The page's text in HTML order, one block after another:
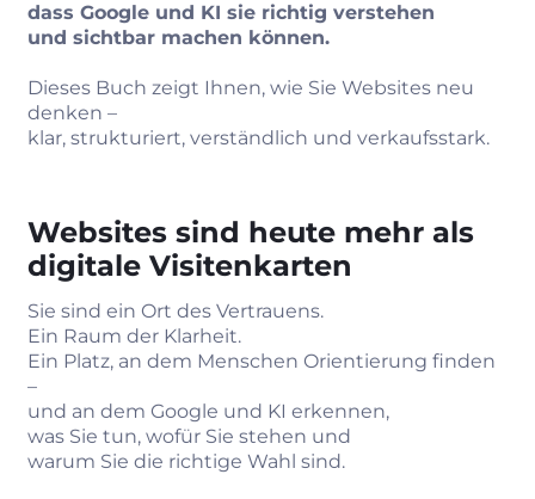
dass Google und KI sie richtig verstehen
und sichtbar machen können.
Dieses Buch zeigt Ihnen, wie Sie Websites neu
denken –
klar, strukturiert, verständlich und verkaufsstark.
Websites sind heute mehr als
digitale Visitenkarten
Sie sind ein Ort des Vertrauens.
Ein Raum der Klarheit.
Ein Platz, an dem Menschen Orientierung finden
–
und an dem Google und KI erkennen,
was Sie tun, wofür Sie stehen und
warum Sie die richtige Wahl sind.